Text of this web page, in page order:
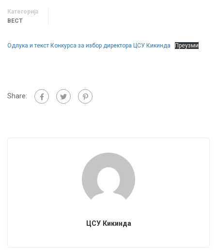
Категорија
ВЕСТ
Одлука и текст Конкурса за избор директора ЦСУ Кикинда Преузми
Share:
ЦСУ Кикинда